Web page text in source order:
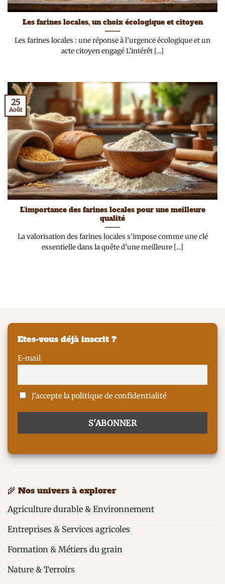
Les farines locales, un choix écologique et citoyen
Les farines locales : une réponse à l’urgence écologique et un
acte citoyen engagé L’intérêt [...]
L’importance des farines locales pour une meilleure
qualité
La valorisation des farines locales s’impose comme une clé
essentielle dans la quête d’une meilleure [...]
25
Août
Etes-vous déjà inscrit ?
E-mail
J'accepte la politique de confidentialité
🌾 Nos univers à explorer
Agriculture durable & Environnement
Entreprises & Services agricoles
Formation & Métiers du grain
Nature & Terroirs